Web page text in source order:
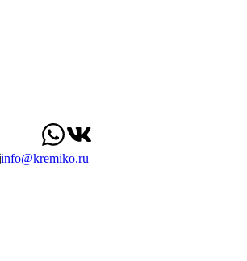
info@kremiko.ru